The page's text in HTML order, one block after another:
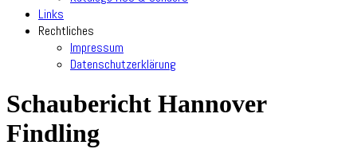
Links
Rechtliches
Impressum
Datenschutzerklärung
Schaubericht Hannover
Findling